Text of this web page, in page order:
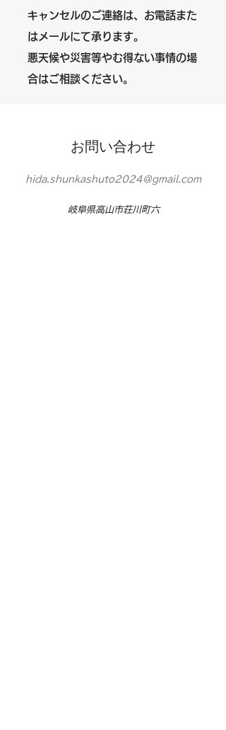
キャンセルのご連絡は、お電話また
はメールにて承ります。
​悪天候や災害等やむ得ない事情の場
合はご相談ください。
お問い合わせ
hida.shunkashuto2024@gmail.com
​岐阜県高山市荘川町六